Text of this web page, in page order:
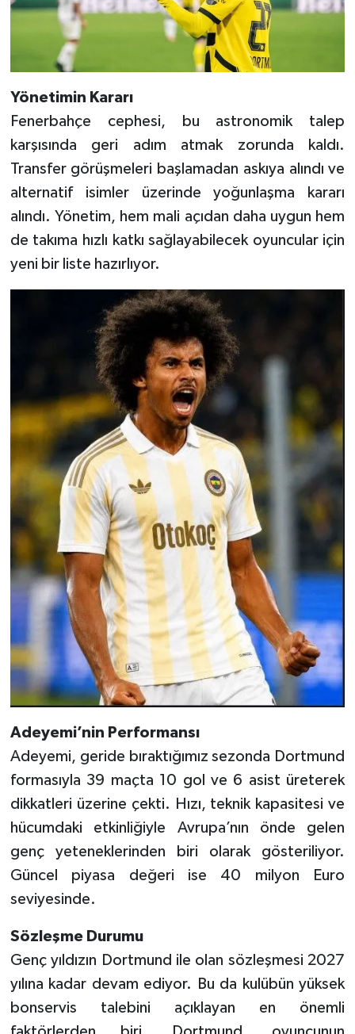
Yönetimin Kararı
Fenerbahçe cephesi, bu astronomik talep
karşısında geri adım atmak zorunda kaldı.
Transfer görüşmeleri başlamadan askıya alındı ve
alternatif isimler üzerinde yoğunlaşma kararı
alındı. Yönetim, hem mali açıdan daha uygun hem
de takıma hızlı katkı sağlayabilecek oyuncular için
yeni bir liste hazırlıyor.
Adeyemi’nin Performansı
Adeyemi, geride bıraktığımız sezonda Dortmund
formasıyla 39 maçta 10 gol ve 6 asist üreterek
dikkatleri üzerine çekti. Hızı, teknik kapasitesi ve
hücumdaki etkinliğiyle Avrupa’nın önde gelen
genç yeteneklerinden biri olarak gösteriliyor.
Güncel piyasa değeri ise 40 milyon Euro
seviyesinde.
Sözleşme Durumu
Genç yıldızın Dortmund ile olan sözleşmesi 2027
yılına kadar devam ediyor. Bu da kulübün yüksek
bonservis talebini açıklayan en önemli